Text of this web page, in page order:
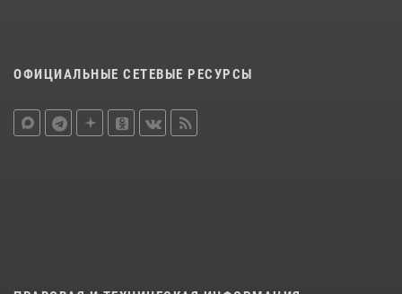
ОФИЦИАЛЬНЫЕ СЕТЕВЫЕ РЕСУРСЫ